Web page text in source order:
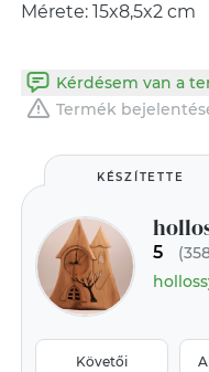
Mérete: 15x8,5x2 cm
Kérdésem van a
Termék
KÉSZÍTETTE
5
Követői